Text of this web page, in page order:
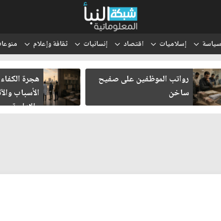
سياسة إسلاميات اقتصاد إنسانيات ثقافة وإعلام
رواتب الموظفين على صفيح
ساخن
هجرة
الأسباب
والإدارية